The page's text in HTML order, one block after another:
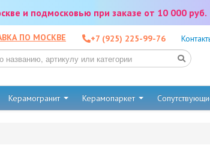
и подмосковью при заказе от 10 000 руб.
ПО МОСКВЕ +7 (925) 225-99-76
Керамогранит Керамопаркет